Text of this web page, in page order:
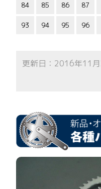
84 85 86 87
93 94 95 96
更新日：2016年11